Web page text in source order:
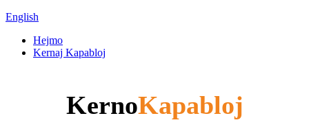
English
Hejmo
Kernaj Kapabloj
KernoKapabloj